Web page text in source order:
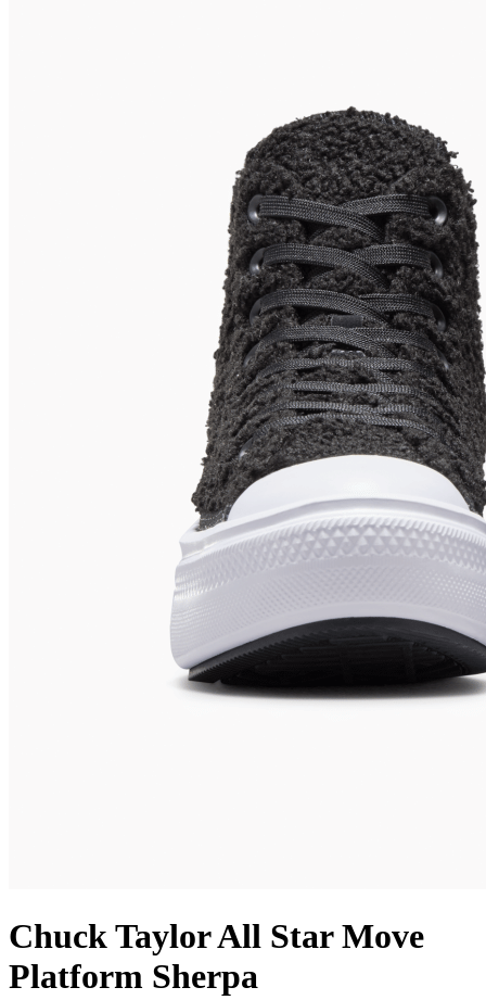
Chuck Taylor All Star Move
Platform Sherpa